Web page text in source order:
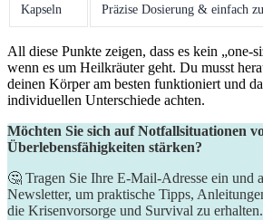
Kapseln Präzise⁤ Dosierung & einfach
All diese Punkte ⁢zeigen, dass ‍es kein ‌„one-
wenn es um Heilkräuter geht. Du musst
deinen Körper am besten​ funktioniert und
individuellen Unterschiede achten.
Möchten Sie sich auf Notfallsituationen
Überlebensfähigkeiten stärken?
🤔 Tragen Sie Ihre E-Mail-Adresse ein und
Newsletter, um praktische Tipps,
die Krisenvorsorge und Survival zu erhalten.